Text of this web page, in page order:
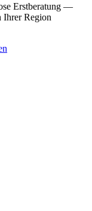
Erstberatung —
Ihrer Region